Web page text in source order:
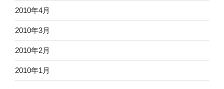
2010年4月
2010年3月
2010年2月
2010年1月